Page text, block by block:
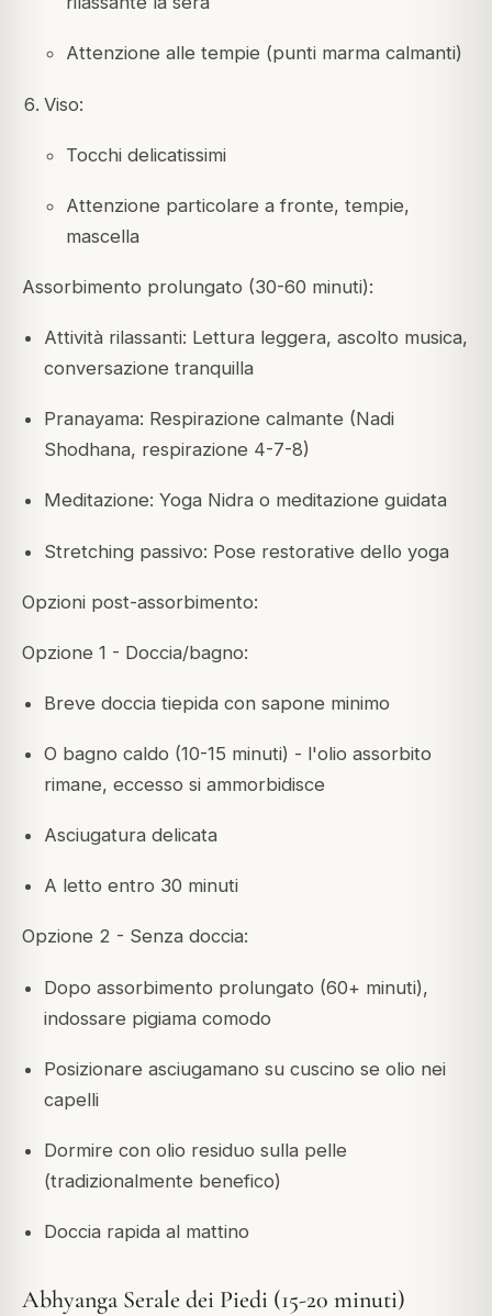
Attenzione alle tempie (punti marma calmanti)
Viso:
Tocchi delicatissimi
Attenzione particolare a fronte, tempie,
mascella
Assorbimento prolungato (30-60 minuti):
Attività rilassanti: Lettura leggera, ascolto musica,
conversazione tranquilla
Pranayama: Respirazione calmante (Nadi
Shodhana, respirazione 4-7-8)
Meditazione: Yoga Nidra o meditazione guidata
Stretching passivo: Pose restorative dello yoga
Opzioni post-assorbimento:
Opzione 1 - Doccia/bagno:
Breve doccia tiepida con sapone minimo
O bagno caldo (10-15 minuti) - l'olio assorbito
rimane, eccesso si ammorbidisce
Asciugatura delicata
A letto entro 30 minuti
Opzione 2 - Senza doccia:
Dopo assorbimento prolungato (60+ minuti),
indossare pigiama comodo
Posizionare asciugamano su cuscino se olio nei
capelli
Dormire con olio residuo sulla pelle
(tradizionalmente benefico)
Doccia rapida al mattino
Abhyanga Serale dei Piedi (15-20 minuti)